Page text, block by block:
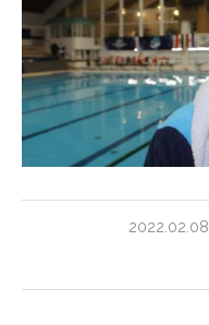
2022.02.08.